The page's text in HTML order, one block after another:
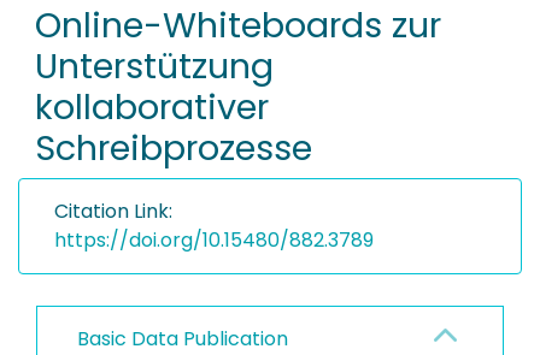
RESEARCH DATA
PEOPLE
INSTITUTIONS
Online-Whiteboards zur
Unterstützung
kollaborativer
Schreibprozesse
Citation Link:
https://doi.org/10.15480/882.3789
Basic Data Publication